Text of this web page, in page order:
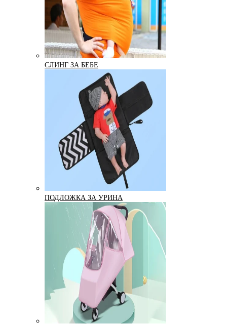
СЛИНГ ЗА БЕБЕ
ПОДЛОЖКА ЗА УРИНА